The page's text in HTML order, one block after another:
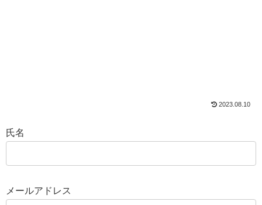
2023.08.10
氏名
メールアドレス